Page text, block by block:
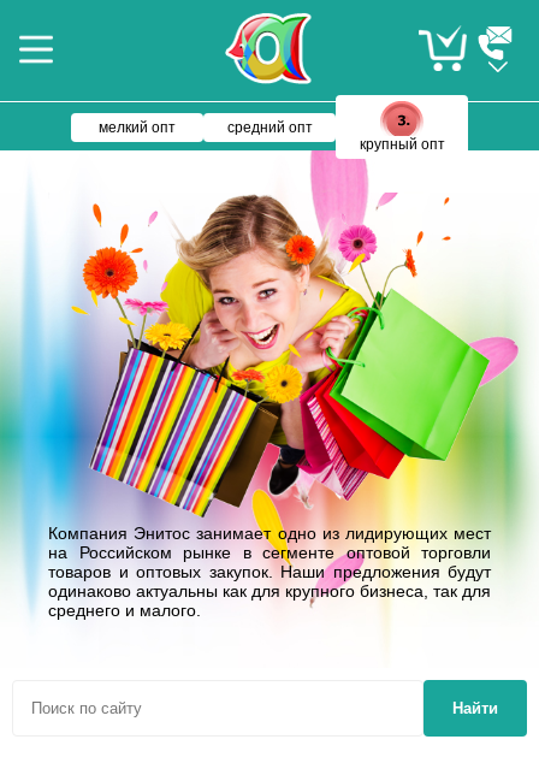
мелкий опт
средний опт
крупный опт
Компания Энитос занимает одно из лидирующих мест
на Российском рынке в сегменте оптовой торговли
товаров и оптовых закупок. Наши предложения будут
одинаково актуальны как для крупного бизнеса, так для
среднего и малого.
Найти